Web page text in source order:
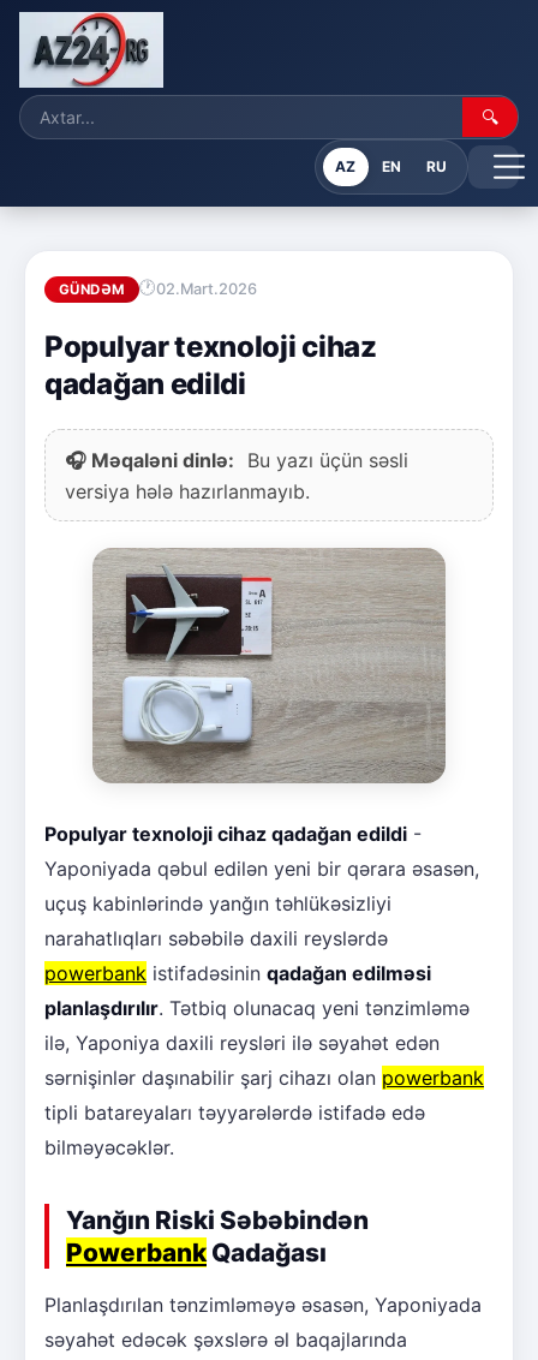
🔍
AZ EN RU
GÜNDƏM 02.Mart.2026
Populyar texnoloji cihaz
qadağan edildi
🎧 Məqaləni dinlə:
Bu yazı üçün səsli
versiya hələ hazırlanmayıb.
Populyar texnoloji cihaz qadağan edildi -
Yaponiyada qəbul edilən yeni bir qərara əsasən,
uçuş kabinlərində yanğın təhlükəsizliyi
narahatlıqları səbəbilə daxili reyslərdə
powerbank istifadəsinin qadağan edilməsi
planlaşdırılır. Tətbiq olunacaq yeni tənzimləmə
ilə, Yaponiya daxili reysləri ilə səyahət edən
sərnişinlər daşınabilir şarj cihazı olan powerbank
tipli batareyaları təyyarələrdə istifadə edə
bilməyəcəklər.
Yanğın Riski Səbəbindən
Powerbank Qadağası
Planlaşdırılan tənzimləməyə əsasən, Yaponiyada
səyahət edəcək şəxslərə əl baqajlarında